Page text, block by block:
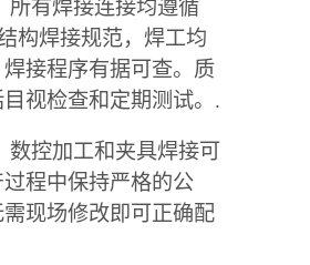
所有焊接连接均遵循
构焊接规范，焊工均
接程序有据可查。质
视检查和定期测试。.
数控加工和夹具焊接可
程中保持严格的公
现场修改即可正确配